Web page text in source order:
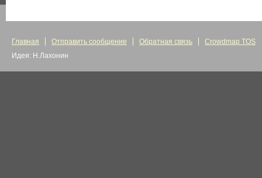
Главная Отправить сообщение Обратная связь
Crowdmap TOS
Идея: Н.Лахонин